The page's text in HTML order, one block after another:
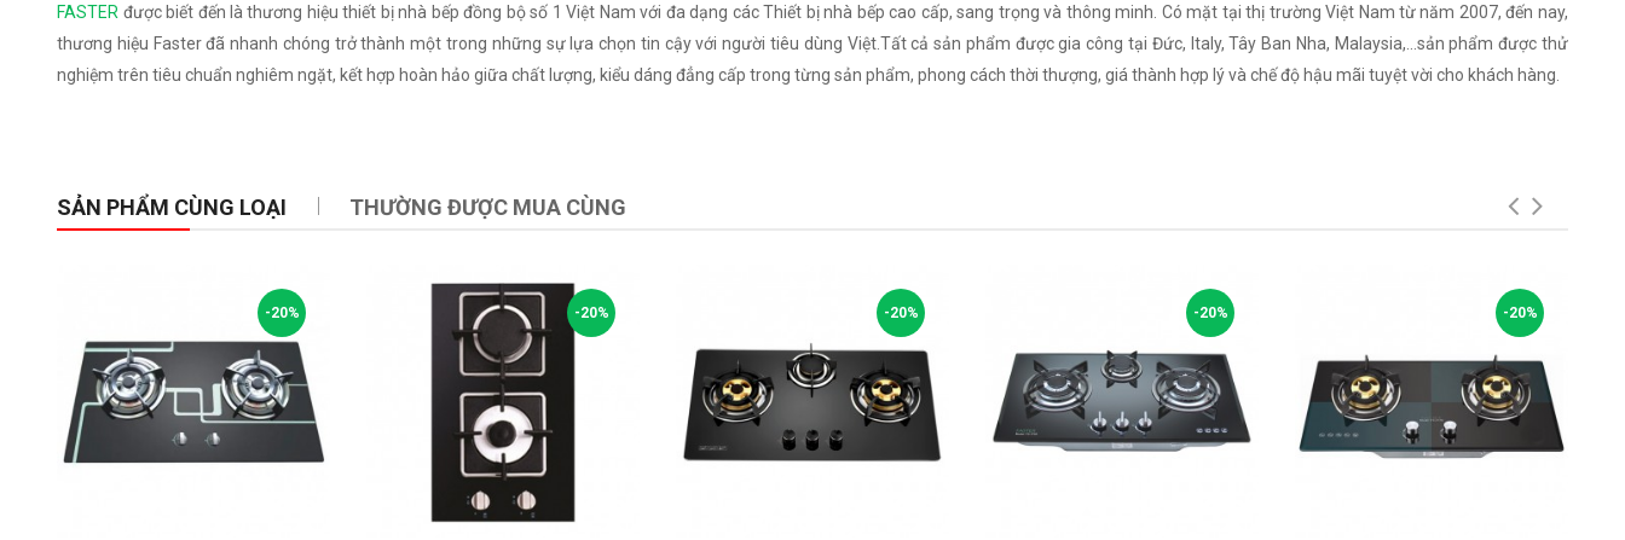
FASTER được biết đến là thương hiệu thiết bị nhà bếp đồng bộ số 1 Việt Nam với đa dạng các Thiết bị nhà bếp cao cấp, sang trọng và thông minh. Có mặt tại thị trường Việt Nam từ năm 2007, đến nay,
thương hiệu Faster đã nhanh chóng trở thành một trong những sự lựa chọn tin cậy với người tiêu dùng Việt.Tất cả sản phẩm được gia công tại Đức, Italy, Tây Ban Nha, Malaysia,...sản phẩm được thử
nghiệm trên tiêu chuẩn nghiêm ngặt, kết hợp hoàn hảo giữa chất lượng, kiểu dáng đẳng cấp trong từng sản phẩm, phong cách thời thượng, giá thành hợp lý và chế độ hậu mãi tuyệt vời cho khách hàng.
SẢN PHẨM CÙNG LOẠI THƯỜNG ĐƯỢC MUA CÙNG
-20% -20% -20% -20% -20%